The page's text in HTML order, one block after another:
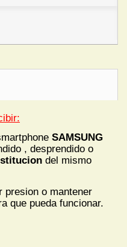
SAMSUNG
, desprendido o
del mismo
presion o mantener
que pueda funcionar.